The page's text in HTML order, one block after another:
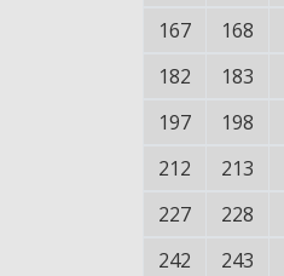
167
168
182
183
197
198
212
213
227
228
242
243